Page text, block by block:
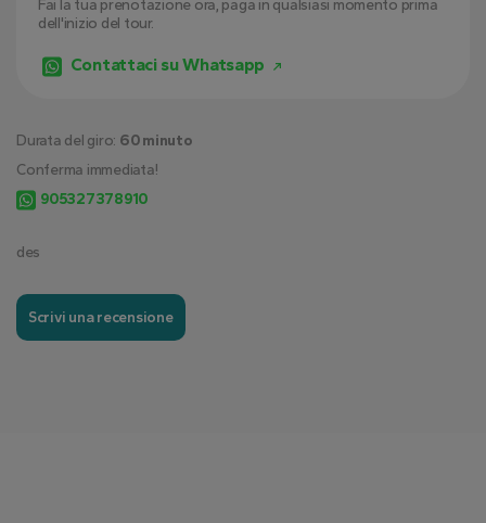
des
Scrivi una recensione
Fai la tua prenotazione ora, paga in qualsiasi momento prima
dell'inizio del tour.
Contattaci su Whatsapp
Durata del giro: 60 minuto
Conferma immediata!
905327378910